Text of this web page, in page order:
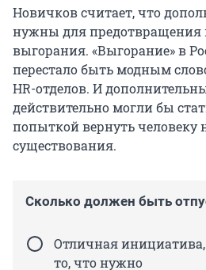
Новичков считает, что
нужны для предотвращения
выгорания. «Выгорание» в
перестало быть модным
HR-отделов. И
действительно могли бы
попыткой вернуть
существования.
Сколько должен быть
Отличная
то, что нужно